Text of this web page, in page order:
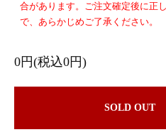
合があります。ご注文確定後に正
で、あらかじめご了承ください。
0円(税込0円)
SOLD OUT